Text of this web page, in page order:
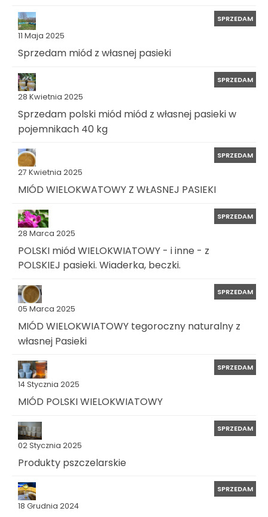
11 Maja 2025
SPRZEDAM
Sprzedam miód z własnej pasieki
28 Kwietnia 2025
SPRZEDAM
Sprzedam polski miód miód z własnej pasieki w
pojemnikach 40 kg
27 Kwietnia 2025
SPRZEDAM
MIÓD WIELOKWATOWY Z WŁASNEJ PASIEKI
28 Marca 2025
SPRZEDAM
POLSKI miód WIELOKWIATOWY - i inne - z
POLSKIEJ pasieki. Wiaderka, beczki.
05 Marca 2025
SPRZEDAM
MIÓD WIELOKWIATOWY tegoroczny naturalny z
własnej Pasieki
14 Stycznia 2025
SPRZEDAM
MIÓD POLSKI WIELOKWIATOWY
02 Stycznia 2025
SPRZEDAM
Produkty pszczelarskie
18 Grudnia 2024
SPRZEDAM